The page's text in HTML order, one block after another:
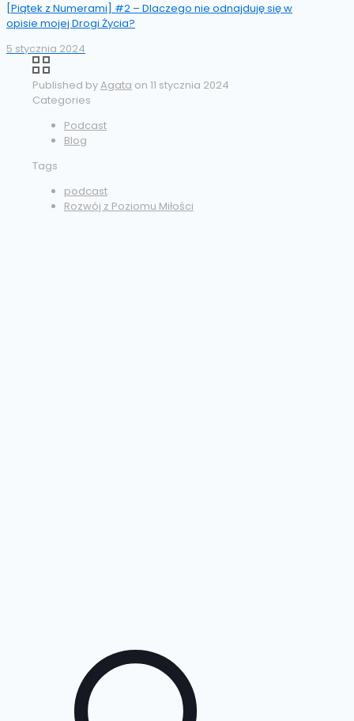
[Piątek z Numerami] #2 – Dlaczego nie odnajduję się w
opisie mojej Drogi Życia?
5 stycznia 2024
Published byAgata on 11 stycznia 2024
Categories
Podcast
Blog
Tags
podcast
Rozwój z Poziomu Miłości